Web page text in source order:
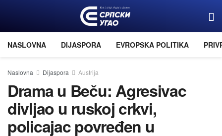
NASLOVNA DIJASPORA EVROPSKA POLITIKA
Naslovna Dijaspora Austrija
Drama u Beču: Agresivac
divljao u ruskoj crkvi,
policajac povređen u